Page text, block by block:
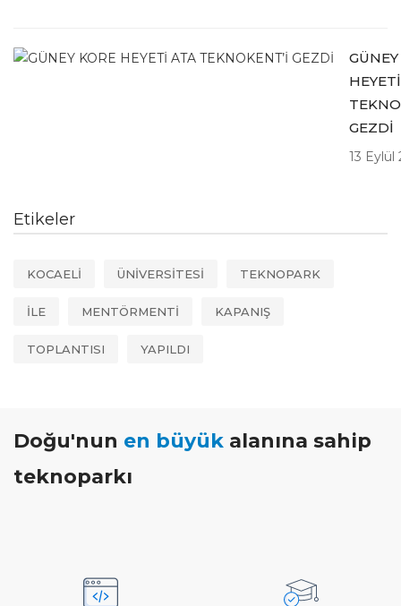
GEZDİ
13 Eylül
Etikeler
KOCAELİ ÜNİVERSİTESİ TEKNOPARK
İLE MENTÖRMENTİ KAPANIŞ
TOPLANTISI YAPILDI
Doğu'nun en büyük alanına sahip
teknoparkı